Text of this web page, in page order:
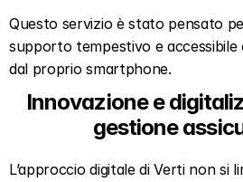
Questo servizio è stato pensato
supporto tempestivo e
dal proprio smartphone.
Innovazione e
gestione
L’approccio digitale di Verti non si